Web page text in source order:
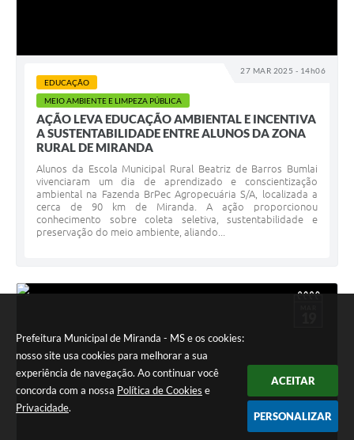
Prefeitura Municipal de Miranda - MS e os cookies:
nosso site usa cookies para melhorar a sua
experiência de navegação. Ao continuar você
concorda com a nossa Política de Cookies e
Privacidade.
ACEITAR
PERSONALIZAR
27 MAR 2025 - 14h06
EDUCAÇÃO
MEIO AMBIENTE E LIMPEZA PÚBLICA
AÇÃO LEVA EDUCAÇÃO AMBIENTAL E INCENTIVA
A SUSTENTABILIDADE ENTRE ALUNOS DA ZONA
RURAL DE MIRANDA
Alunos da Escola Municipal Rural Beatriz de Barros Bumlai
vivenciaram um dia de aprendizado e conscientização
ambiental na Fazenda BrPec Agropecuária S/A, localizada a
cerca de 90 km de Miranda. A ação proporcionou
conhecimento sobre coleta seletiva, sustentabilidade e
preservação do meio ambiente, aliando...